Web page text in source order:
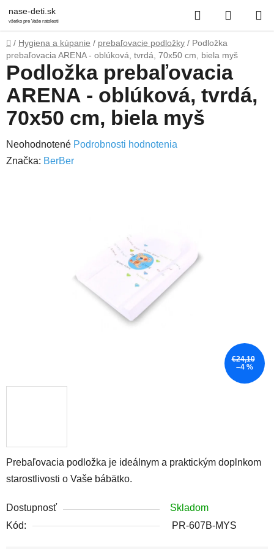
na
obsah
nase-deti.sk
všetko pre Vaše ratolesti
Hľadať
KOŠÍK
Domov
/ Hygiena a kúpanie / prebaľovacie podložky / Podložka
prebaľovacia ARENA - oblúková, tvrdá, 70x50 cm, biela myš
Prebaľovacia podložka je ideálnym a praktickým doplnkom
starostlivosti o Vaše bábätko.
Dostupnosť
Skladom
Kód:
PR-607B-MYS
Podložka prebaľovacia
ARENA - oblúková, tvrdá,
70x50 cm, biela myš
Priemerné
hodnotenie
Neohodnotené Podrobnosti hodnotenia
Značka: BerBer
€24,10
–4 %